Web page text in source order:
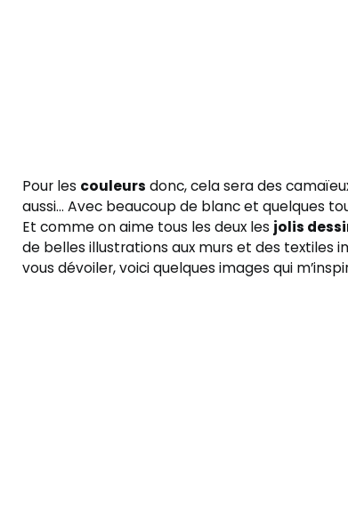
Pour les couleurs donc, cela sera des
aussi… Avec beaucoup de blanc et quelques
Et comme on aime tous les deux les jolis
de belles illustrations aux murs et des textiles
vous dévoiler, voici quelques images qui